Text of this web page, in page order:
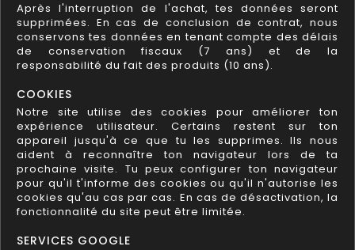
Après l'interruption de l'achat, tes données seront
supprimées. En cas de conclusion de contrat, nous
conservons tes données en tenant compte des délais
de conservation fiscaux (7 ans) et de la
responsabilité du fait des produits (10 ans).
COOKIES
Notre site utilise des cookies pour améliorer ton
expérience utilisateur. Certains restent sur ton
appareil jusqu'à ce que tu les supprimes. Ils nous
aident à reconnaître ton navigateur lors de ta
prochaine visite. Tu peux configurer ton navigateur
pour qu'il t'informe des cookies ou qu'il n'autorise les
cookies qu'au cas par cas. En cas de désactivation, la
fonctionnalité du site peut être limitée.
SERVICES GOOGLE